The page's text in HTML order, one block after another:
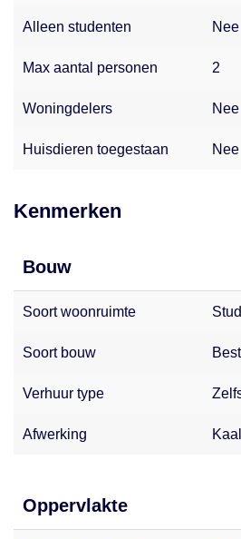
contact met ons opnemen. Wij
Alleen studenten Nee
Max aantal personen 2
Woningdelers Nee
Huisdieren toegestaan Nee
Kenmerken
Bouw
Soort woonruimte
Soort bouw
Verhuur type
Afwerking Kaal
Oppervlakte